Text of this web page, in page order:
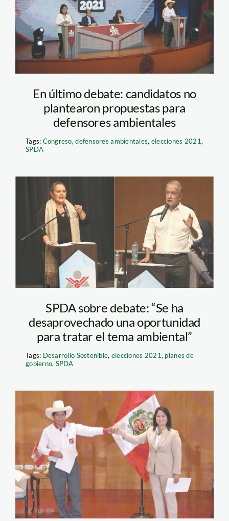
En último debate: candidatos no
plantearon propuestas para
defensores ambientales
Tags: Congreso,defensores ambientales, elecciones 2021,
SPDA
debate tecnico medio
ambiente FOTO RPP
SPDA sobre debate: “Se ha
desaprovechado una oportunidad
para tratar el tema ambiental”
Tags: Desarrollo Sostenible, elecciones 2021, planes de
gobierno, SPDA
proclama-ciudadana-
fujimori-y-castillo